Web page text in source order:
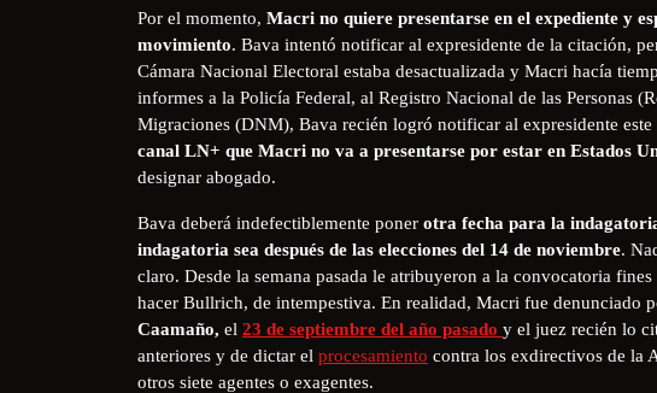
Por el momento, Macri no quiere presentarse en el expediente y
movimiento. Bava intentó notificar al expresidente de la citación,
Cámara Nacional Electoral estaba desactualizada y Macri hacía
informes a la Policía Federal, al Registro Nacional de las Personas
Migraciones (DNM), Bava recién logró notificar al expresidente este
canal LN+ que Macri no va a presentarse por estar en Estados
designar abogado.
Bava deberá indefectiblemente poner otra fecha para la
indagatoria sea después de las elecciones del 14 de noviembre.
claro. Desde la semana pasada le atribuyeron a la convocatoria
hacer Bullrich, de intempestiva. En realidad, Macri fue denunciado
Caamaño, el 23 de septiembre del año pasado y el juez recién lo
anteriores y de dictar el procesamiento contra los exdirectivos de la
otros siete agentes o exagentes.